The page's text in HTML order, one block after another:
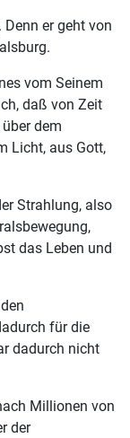
er geht von
vom Seinem
daß von Zeit
dem
Licht, aus Gott,
Strahlung, also
das Leben und
für die
dadurch nicht
Millionen von
der